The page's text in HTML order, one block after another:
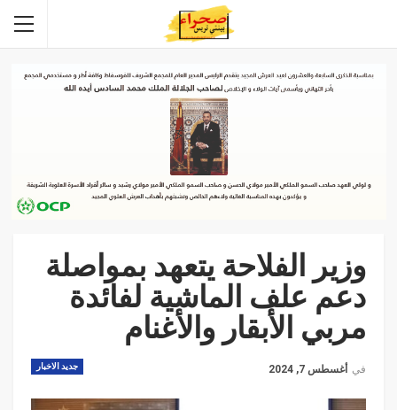
وزير الفلاحة يتعهد بمواصلة
دعم علف الماشية لفائدة
مربي الأبقار والأغنام
جديد الاخبار في أغسطس 7, 2024